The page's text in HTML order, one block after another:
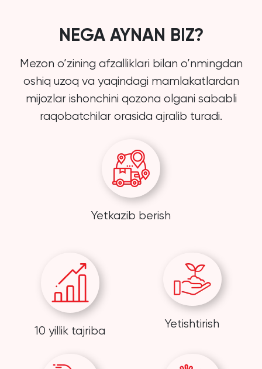
NEGA AYNAN BIZ?
Mezon o’zining afzalliklari bilan o’nmingdan
oshiq uzoq va yaqindagi mamlakatlardan
mijozlar ishonchini qozona olgani sababli
raqobatchilar orasida ajralib turadi.
Yetkazib berish
10 yillik tajriba
Yetishtirish